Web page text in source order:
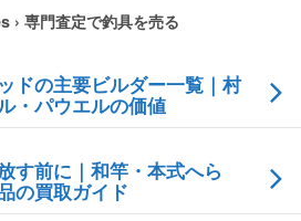
› 専門査定で釣具を売る
ドの主要ビルダー一覧｜村
・パウエルの価値
す前に｜和竿・本式へら
の買取ガイド